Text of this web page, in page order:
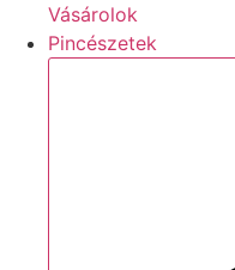
Vásárolok
Pincészetek